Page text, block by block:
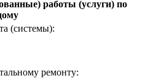
работы (услуги) по
(системы):
ремонту: